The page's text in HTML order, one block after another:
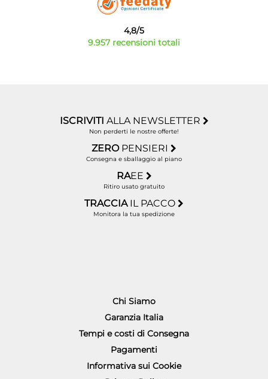
4,8/5
9.957 recensioni totali
ISCRIVITI ALLA NEWSLETTER
Non perderti le nostre offerte!
ZERO PENSIERI
Consegna e sballaggio al piano
RAEE
Ritiro usato gratuito
TRACCIA IL PACCO
Monitora la tua spedizione
Chi Siamo
Garanzia Italia
Tempi e costi di Consegna
Pagamenti
Informativa sui Cookie